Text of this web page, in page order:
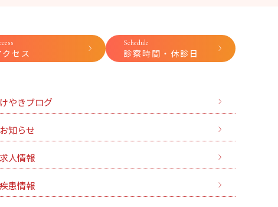
クセス
Schedule
診察時間・休診日
けやきブログ
お知らせ
求人情報
疾患情報